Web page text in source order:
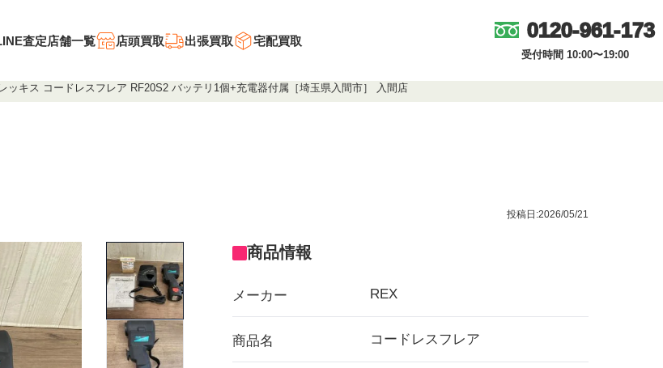
査定店舗一覧 店頭買取 出張買取 宅配買取 0120-961-173
受付時間 10:00〜19:00
ッキス コードレスフレア RF20S2 バッテリ1個+充電器付属［埼玉県入間市］ 入間店
投稿日:2026/05/21
商品情報
メーカー REX
商品名 コードレスフレア